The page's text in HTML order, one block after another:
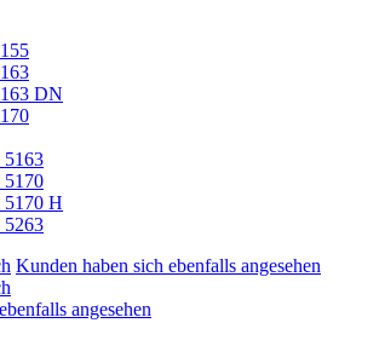
DN
H
Kunden haben sich ebenfalls angesehen
angesehen